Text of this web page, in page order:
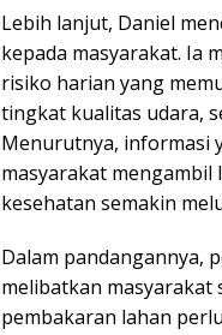
Lebih lanjut, Daniel
kepada masyarakat. Ia
risiko harian yang
tingkat kualitas udara,
Menurutnya, informasi
masyarakat mengambil
kesehatan semakin
Dalam pandangannya,
melibatkan masyarakat
pembakaran lahan